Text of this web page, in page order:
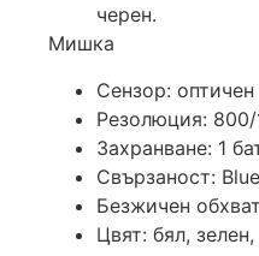
черен.
Мишка
Сензор: оптичен
Резолюция:
Захранване: 1
Свързаност:
Безжичен
Цвят: бял,